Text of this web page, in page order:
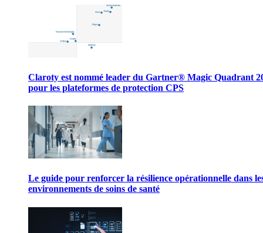
Claroty est nommé leader du Gartner® Magic Quadrant
pour les plateformes de protection CPS
Le guide pour renforcer la résilience opérationnelle dans
environnements de soins de santé